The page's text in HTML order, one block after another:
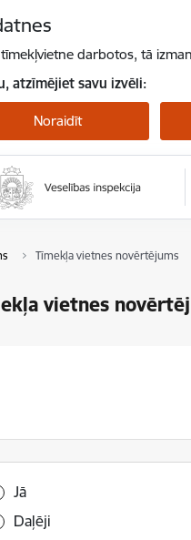
tīmekļvietne darbotos, tā
atzīmējiet savu izvēli:
Noraidīt
Tīmekļa vietnes novērtējums
vietnes
šī informācija bija
Jā
Daļēji